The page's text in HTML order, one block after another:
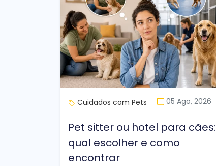
Cuidados com Pets 05 Ago, 2026
Pet sitter ou hotel para cães:
qual escolher e como
encontrar